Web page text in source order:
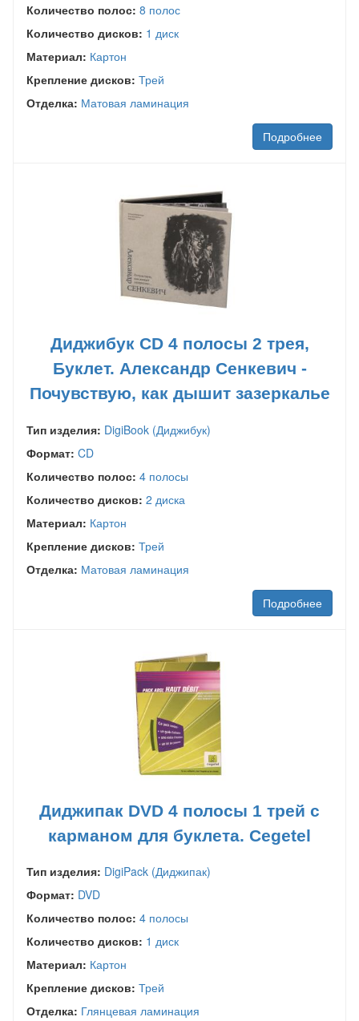
Количество полос: 8 полос
Количество дисков: 1 диск
Материал: Картон
Крепление дисков: Трей
Отделка: Матовая ламинация
Подробнее
Диджибук CD 4 полосы 2 трея,
Буклет. Александр Сенкевич -
Почувствую, как дышит зазеркалье
Тип изделия: DigiBook (Диджибук)
Формат: CD
Количество полос: 4 полосы
Количество дисков: 2 диска
Материал: Картон
Крепление дисков: Трей
Отделка: Матовая ламинация
Подробнее
Диджипак DVD 4 полосы 1 трей с
карманом для буклета. Cegetel
Тип изделия: DigiPack (Диджипак)
Формат: DVD
Количество полос: 4 полосы
Количество дисков: 1 диск
Материал: Картон
Крепление дисков: Трей
Отделка: Глянцевая ламинация